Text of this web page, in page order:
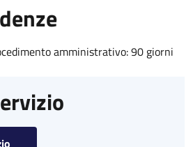
amministrativo: 90 giorni